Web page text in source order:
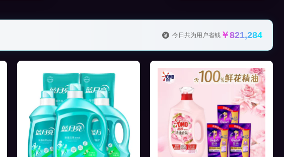
今日共为用户省钱 ￥821,284